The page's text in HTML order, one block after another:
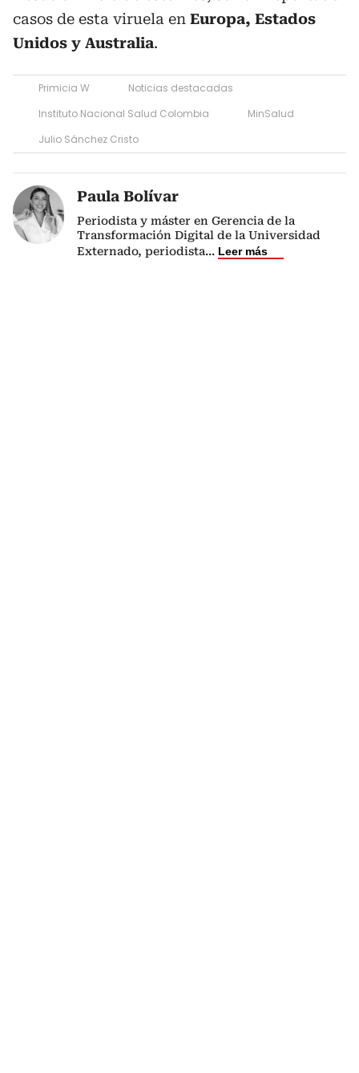
casos de esta viruela en Europa, Estados
Unidos y Australia.
Primicia W
Noticias destacadas
Instituto Nacional Salud Colombia
MinSalud
Julio Sánchez Cristo
Paula Bolívar
Periodista y máster en Gerencia de la
Transformación Digital de la Universidad
Externado, periodista... Leer más